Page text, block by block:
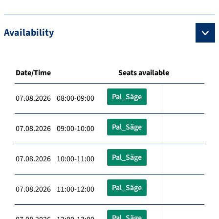
Availability
Date/Time Seats available
07.08.2026 08:00-09:00 Pal_Säge
07.08.2026 09:00-10:00 Pal_Säge
07.08.2026 10:00-11:00 Pal_Säge
07.08.2026 11:00-12:00 Pal_Säge